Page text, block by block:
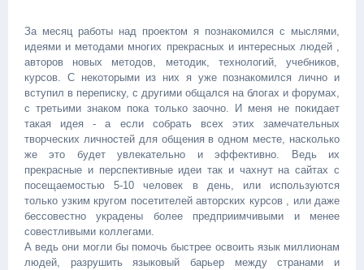
За месяц работы над проектом я познакомился с мыслями,
идеями и методами многих прекрасных и интересных людей ,
авторов новых методов, методик, технологий, учебников,
курсов. С некоторыми из них я уже познакомился лично и
вступил в переписку, с другими общался на блогах и форумах,
с третьими знаком пока только заочно. И меня не покидает
такая идея - а если собрать всех этих замечательных
творческих личностей для общения в одном месте, насколько
же это будет увлекательно и эффективно. Ведь их
прекрасные и перспективные идеи так и чахнут на сайтах с
посещаемостью 5-10 человек в день, или используются
только узким кругом посетителей авторских курсов , или даже
бессовестно украдены более предприимчивыми и менее
совестливыми коллегами.
А ведь они могли бы помочь быстрее освоить язык миллионам
людей, разрушить языковый барьер между странами и